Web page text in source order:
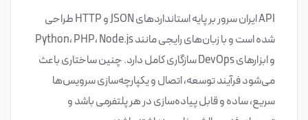
API ایران‌ سرور بر پایه استانداردهای JSON و HTTP طراحی
شده است و با زبان‌های رایجی مانند Python، PHP، Node.js
و ابزارهای DevOps سازگاری کامل دارد. چنین ساختاری باعث
می‌شود فرآیند توسعه، اتصال و یکپارچه‌سازی سرویس‌ها
سریع، ساده و قابل پیاده‌سازی در هر پلتفرمی باشد و